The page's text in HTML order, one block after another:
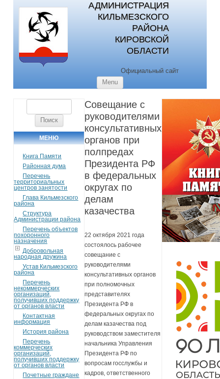
АДМИНИСТРАЦИЯ
КИЛЬМЕЗСКОГО
РАЙОНА
КИРОВСКОЙ
ОБЛАСТИ
Официальный сайт
Menu
МЕНЮ
Книга Памяти
Районная дума
Перечень
территориальных
центров занятости
Глава Кильмезского
района
Структура
Администрации района
Перечень объектов
похоронного
назначения
Добровольная
народная дружина
Устав Кильмезского
района
Перечень
некоммерческих
организаций,
получивших поддержку
от органов власти
Контактная
информация
История района
Перечень
коммерческих
организаций,
получивших поддержку
от органов власти
Почетные граждане
Совещание с
руководителями
консультативных
органов при
полпредах
Президента РФ
в федеральных
округах по
делам
казачества
22 октября 2021 года
состоялось рабочее
совещание с
руководителями
консультативных органов
при полномочных
представителях
Президента РФ в
федеральных округах по
делам казачества под
руководством заместителя
начальника Управления
Президента РФ по
вопросам госслужбы и
кадров, ответственного